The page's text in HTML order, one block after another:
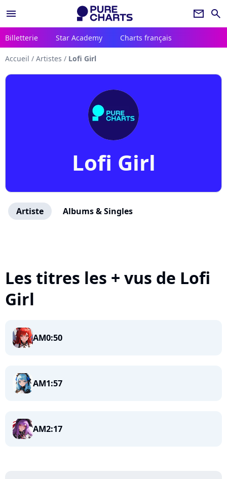
menu newsletter search
Billetterie Star Academy Charts français
Accueil / Artistes / Lofi Girl
Lofi Girl
Artiste Albums & Singles
Les titres les + vus de Lofi
Girl
AM0:50
AM1:57
AM2:17